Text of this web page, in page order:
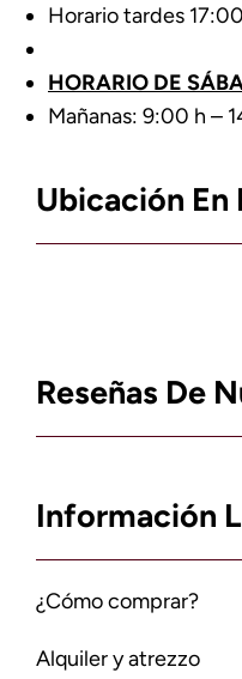
Horario tardes
HORARIO DE
Mañanas: 9:00 h –
Ubicación En
Reseñas De
Información
¿Cómo comprar?
Alquiler y atrezzo